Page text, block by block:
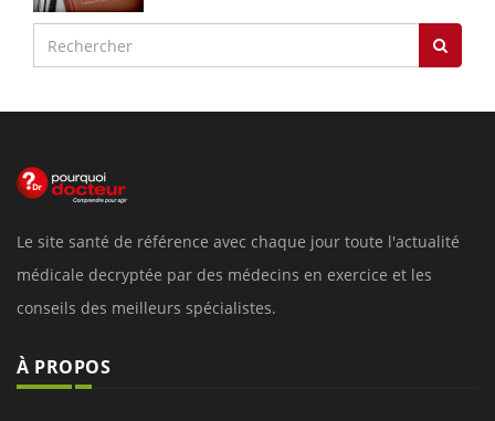
Le site santé de référence avec chaque jour toute l'actualité
médicale decryptée par des médecins en exercice et les
conseils des meilleurs spécialistes.
À PROPOS